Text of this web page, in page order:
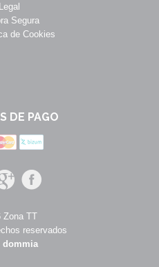
Segura
de Cookies
DE PAGO
Zona TT
reservados
dommia